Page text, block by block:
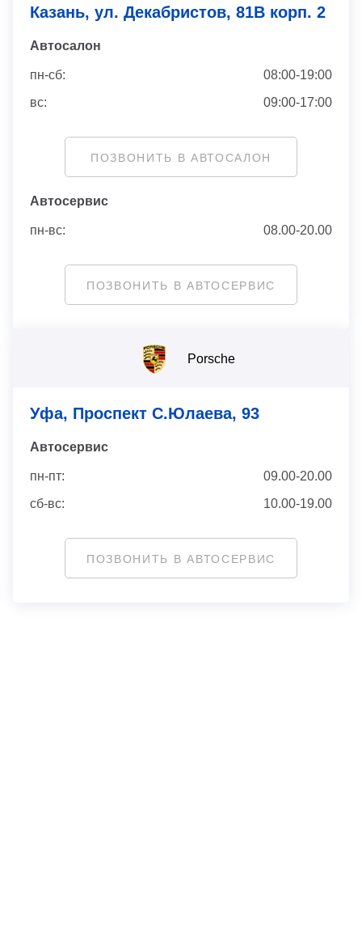
Казань, ул. Декабристов, 81В корп. 2
Автосaлон
пн-сб:
08:00-19:00
вс:
09:00-17:00
ПОЗВОНИТЬ В АВТОСАЛОН
Автосервис
пн-вс: 08.00-20.00
ПОЗВОНИТЬ В АВТОСЕРВИС
Porsche
Уфа, Проспект С.Юлаева, 93
Автосервис
пн-пт:
09.00-20.00
сб-вс:
10.00-19.00
ПОЗВОНИТЬ В АВТОСЕРВИС